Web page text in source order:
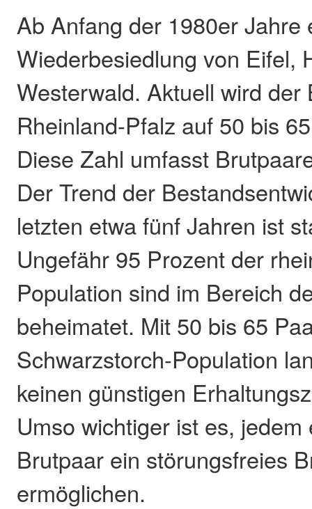
Ab Anfang der 1980er Jahre
Wiederbesiedlung von Eifel,
Westerwald. Aktuell wird der
Rheinland-Pfalz auf 50 bis
Diese Zahl umfasst
Der Trend der
letzten etwa fünf Jahren ist
Ungefähr 95 Prozent der
Population sind im Bereich
beheimatet. Mit 50 bis 65
Schwarzstorch-Population
keinen günstigen
Umso wichtiger ist es, jedem
Brutpaar ein störungsfreies
ermöglichen.